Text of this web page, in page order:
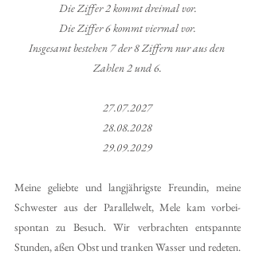
Die Ziffer 2 kommt dreimal vor.
Die Ziffer 6 kommt viermal vor.
Insgesamt bestehen 7 der 8 Ziffern nur aus den
Zahlen 2 und 6.
27.07.2027
28.08.2028
29.09.2029
Meine geliebte und langjährigste Freundin, meine
Schwester aus der Parallelwelt, Mele kam vorbei-
spontan zu Besuch. Wir verbrachten entspannte
Stunden, aßen Obst und tranken Wasser und redeten.